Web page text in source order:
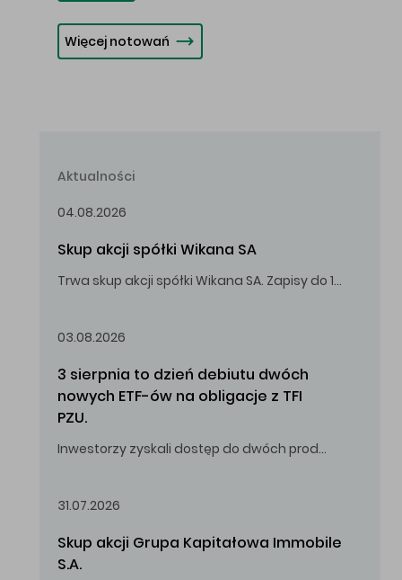
Więcej notowań
Aktualności
04.08.2026
Skup akcji spółki Wikana SA
Trwa skup akcji spółki Wikana SA. Zapisy do 14.08.2026 r. do godz. 16.00.
03.08.2026
3 sierpnia to dzień debiutu dwóch
nowych ETF-ów na obligacje z TFI
PZU.
Inwestorzy zyskali dostęp do dwóch produktów umożliwiających inwestowanie w obligacje skarbowe.
31.07.2026
Skup akcji Grupa Kapitałowa Immobile
S.A.